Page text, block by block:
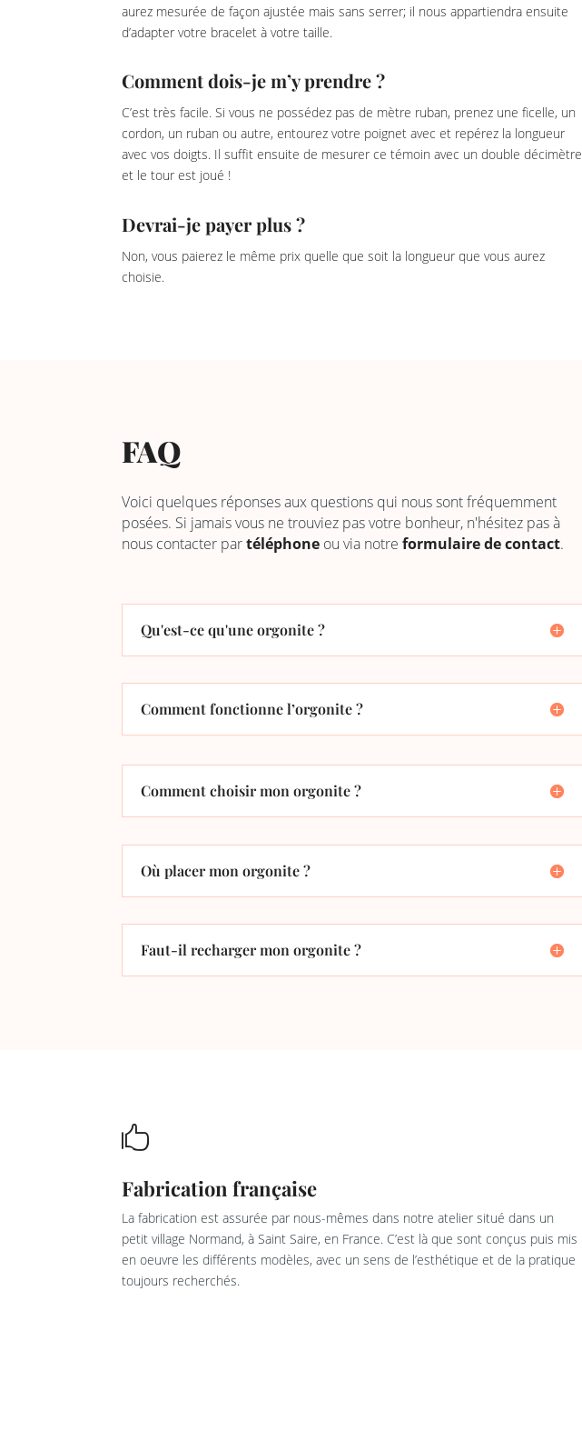
aurez mesurée de façon ajustée mais sans serrer; il nous appartiendra ensuite
d’adapter votre bracelet à votre taille.
Comment dois-je m’y prendre ?
C’est très facile. Si vous ne possédez pas de mètre ruban, prenez une ficelle, un
cordon, un ruban ou autre, entourez votre poignet avec et repérez la longueur
avec vos doigts. Il suffit ensuite de mesurer ce témoin avec un double décimètre
et le tour est joué !
Devrai-je payer plus ?
Non, vous paierez le même prix quelle que soit la longueur que vous aurez
choisie.
FAQ
Voici quelques réponses aux questions qui nous sont fréquemment
posées. Si jamais vous ne trouviez pas votre bonheur, n'hésitez pas à
nous contacter partéléphone ou via notreformulaire de contact.
Qu'est-ce qu'une orgonite ?
Comment fonctionne l’orgonite ?
Comment choisir mon orgonite ?
Où placer mon orgonite ?
Faut-il recharger mon orgonite ?

Fabrication française
La fabrication est assurée par nous-mêmes dans notre atelier situé dans un
petit village Normand, à Saint Saire, en France. C’est là que sont conçus puis mis
en oeuvre les différents modèles, avec un sens de l’esthétique et de la pratique
toujours recherchés.